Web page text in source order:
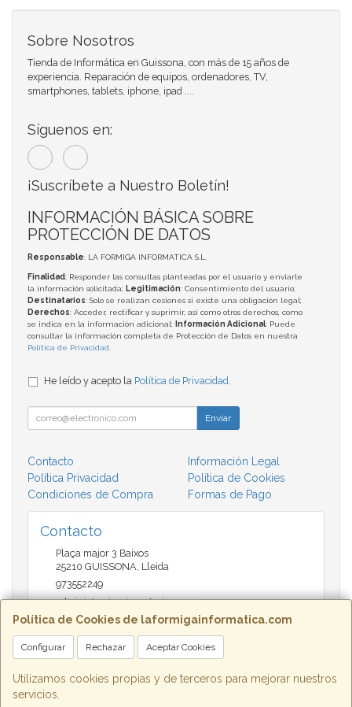
Política de Cookies de laformigainformatica.com
Configurar Rechazar Aceptar Cookies
Utilizamos cookies propias y de terceros para mejorar nuestros
servicios.
Sobre Nosotros
Tienda de Informática en Guissona, con más de 15 años de
experiencia. Reparación de equipos, ordenadores, TV,
smartphones, tablets, iphone, ipad ....
Síguenos en:
¡Suscríbete a Nuestro Boletín!
INFORMACIÓN BÁSICA SOBRE
PROTECCIÓN DE DATOS
Responsable: LA FORMIGA INFORMATICA S.L.
Finalidad: Responder las consultas planteadas por el usuario y enviarle
la información solicitada; Legitimación: Consentimiento del usuario;
Destinatarios: Solo se realizan cesiones si existe una obligación legal;
Derechos: Acceder, rectificar y suprimir, así como otros derechos, como
se indica en la información adicional;
Información Adicional: Puede
consultar la información completa de Protección de Datos en nuestra
Política de Privacidad.
He leído y acepto la Política de Privacidad.
Enviar
Contacto
Información Legal
Política Privacidad
Política de Cookies
Condiciones de Compra
Formas de Pago
Contacto
Plaça major 3 Baixos
25210 GUISSONA, Lleida
973552249
administracio@insectari.com
Horario
Matí de 9 a 13:30 - Tarda 17 a 20:30